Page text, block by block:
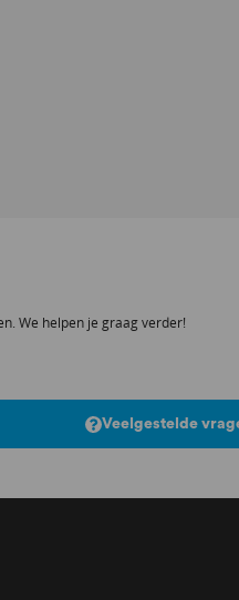
We helpen je graag verder!
Veelgestelde